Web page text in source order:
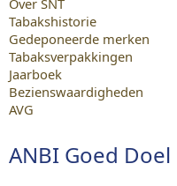
Over SNT
Tabakshistorie
Gedeponeerde merken
Tabaksverpakkingen
Jaarboek
Bezienswaardigheden
AVG
ANBI Goed Doel